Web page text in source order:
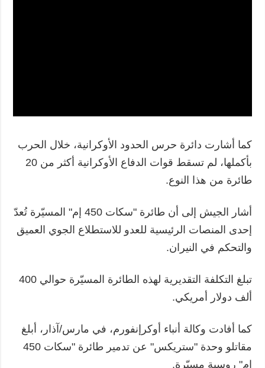
كما أشارت دائرة حرس الحدود الأوكرانية، خلال الحرب
بأكملها، لم تسقط قوات الدفاع الأوكرانية أكثر من 20
طائرة من هذا النوع.
أشار الجيش إلى أن طائرة "سكات 450 إم" المسيّرة تُعدّ
إحدى المنصات الرئيسية للعدو للاستطلاع الجوي العميق
والتحكم في النيران.
تبلغ التكلفة التقديرية لهذه الطائرة المسيّرة حوالي 400
ألف دولار أمريكي.
كما أفادت وكالة أنباء أوكرإنفورم، في مارس/آذار، أبلغ
مقاتلو وحدة "ستريكس" عن تدمير طائرة "سكات 450
إم" روسية مسيّرة.